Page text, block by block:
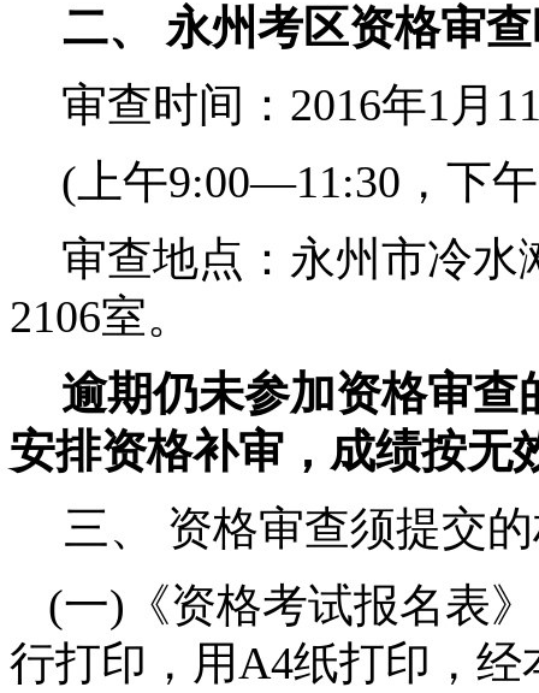
二、 永州考区资格审
审查时间： 2016年1 月
( 上午9:00—11:30 ，下午
审查地点：永州市冷水
2106室。
逾期仍未参加资格审
安排资格补审，成绩按无
三、 资格审查须提交
(一) 《资格考试报名表
行打印，用A4纸打印，经